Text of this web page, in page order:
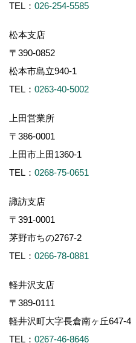
TEL： 026-254-5585
松本支店
〒390-0852
松本市島立940-1
TEL： 0263-40-5002
上田営業所
〒386-0001
上田市上田1360-1
TEL： 0268-75-0651
諏訪支店
〒391-0001
茅野市ちの2767-2
TEL： 0266-78-0881
軽井沢支店
〒389-0111
軽井沢町大字長倉南ヶ丘647-4
TEL： 0267-46-8646